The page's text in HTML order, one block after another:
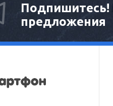
Подпишитесь!
предложения